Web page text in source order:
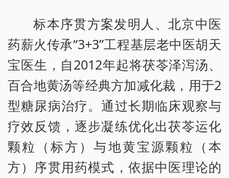
标本序贯方案发明人、北京中医
药薪火传承“3+3”工程基层老中医胡天
宝医生，自2012年起将茯苓泽泻汤、
百合地黄汤等经典方加减化裁，用于2
型糖尿病治疗。通过长期临床观察与
疗效反馈，逐步凝练优化出茯苓运化
颗粒（标方）与地黄宝源颗粒（本
方）序贯用药模式，依据中医理论的